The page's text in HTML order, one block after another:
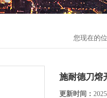
您现在的位
施耐德刀熔
更新时间：